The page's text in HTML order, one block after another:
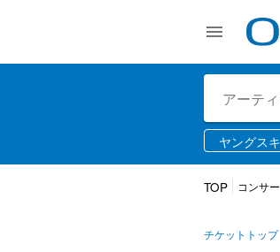
ヤングス
USJ
TOP コンサ
チケットトップ